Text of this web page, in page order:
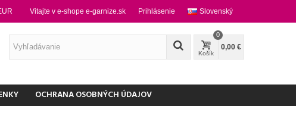
Slovenský
Vitajte v e-shope e-garnize.sk Prihlásenie
Košík
0
0,00 €
OCHRANA OSOBNÝCH ÚDAJOV